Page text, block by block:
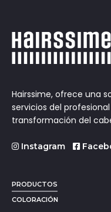
Hairssime, ofrece una
servicios del
transformación del
Instagram
PRODUCTOS
COLORACIÓN